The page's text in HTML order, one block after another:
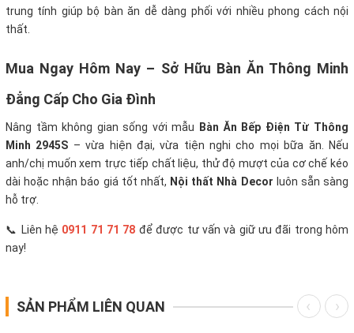
trung tính giúp bộ bàn ăn dễ dàng phối với nhiều phong cách nội
thất.
Mua Ngay Hôm Nay – Sở Hữu Bàn Ăn Thông Minh
Đẳng Cấp Cho Gia Đình
Nâng tầm không gian sống với mẫu
Bàn Ăn Bếp Điện Từ Thông
Minh 2945S – vừa hiện đại, vừa tiện nghi cho mọi bữa ăn. Nếu
anh/chị muốn xem trực tiếp chất liệu, thử độ mượt của cơ chế kéo
dài hoặc nhận báo giá tốt nhất, Nội thất Nhà Decor luôn sẵn sàng
hỗ trợ.
📞 Liên hệ 0911 71 71 78 để được tư vấn và giữ ưu đãi trong hôm
nay!
SẢN PHẨM LIÊN QUAN